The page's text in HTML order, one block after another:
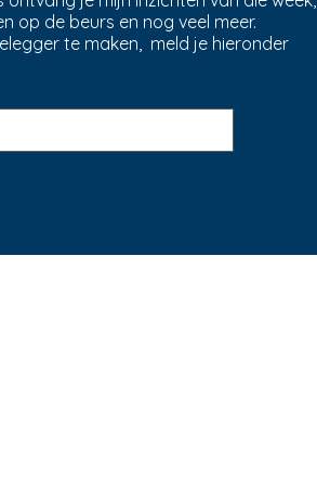
op de beurs en nog veel meer.
te maken, meld je hieronder